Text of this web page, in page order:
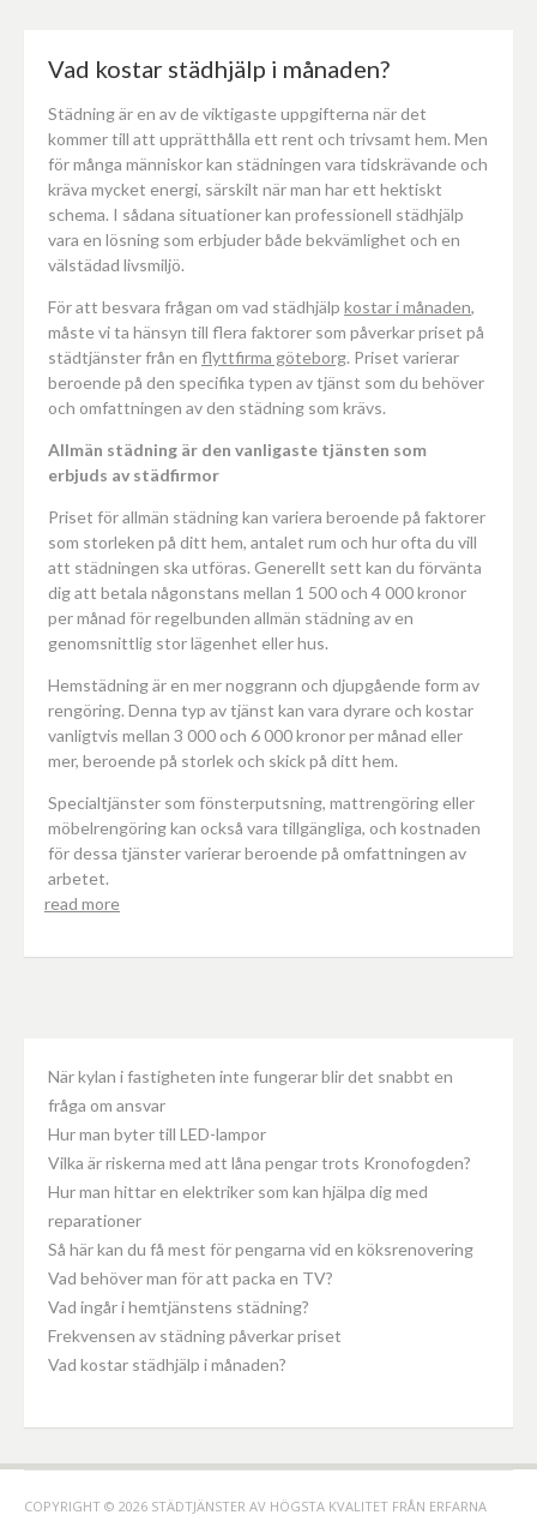
Vad kostar städhjälp i månaden?
Städning är en av de viktigaste uppgifterna när det
kommer till att upprätthålla ett rent och trivsamt hem. Men
för många människor kan städningen vara tidskrävande och
kräva mycket energi, särskilt när man har ett hektiskt
schema. I sådana situationer kan professionell städhjälp
vara en lösning som erbjuder både bekvämlighet och en
välstädad livsmiljö.
För att besvara frågan om vad städhjälp kostar i månaden,
måste vi ta hänsyn till flera faktorer som påverkar priset på
städtjänster från en flyttfirma göteborg. Priset varierar
beroende på den specifika typen av tjänst som du behöver
och omfattningen av den städning som krävs.
Allmän städning är den vanligaste tjänsten som
erbjuds av städfirmor
Priset för allmän städning kan variera beroende på faktorer
som storleken på ditt hem, antalet rum och hur ofta du vill
att städningen ska utföras. Generellt sett kan du förvänta
dig att betala någonstans mellan 1 500 och 4 000 kronor
per månad för regelbunden allmän städning av en
genomsnittlig stor lägenhet eller hus.
Hemstädning är en mer noggrann och djupgående form av
rengöring. Denna typ av tjänst kan vara dyrare och kostar
vanligtvis mellan 3 000 och 6 000 kronor per månad eller
mer, beroende på storlek och skick på ditt hem.
Specialtjänster som fönsterputsning, mattrengöring eller
möbelrengöring kan också vara tillgängliga, och kostnaden
för dessa tjänster varierar beroende på omfattningen av
arbetet.
read more
När kylan i fastigheten inte fungerar blir det snabbt en
fråga om ansvar
Hur man byter till LED-lampor
Vilka är riskerna med att låna pengar trots Kronofogden?
Hur man hittar en elektriker som kan hjälpa dig med
reparationer
Så här kan du få mest för pengarna vid en köksrenovering
Vad behöver man för att packa en TV?
Vad ingår i hemtjänstens städning?
Frekvensen av städning påverkar priset
Vad kostar städhjälp i månaden?
COPYRIGHT © 2026 STÄDTJÄNSTER AV HÖGSTA KVALITET FRÅN ERFARNA